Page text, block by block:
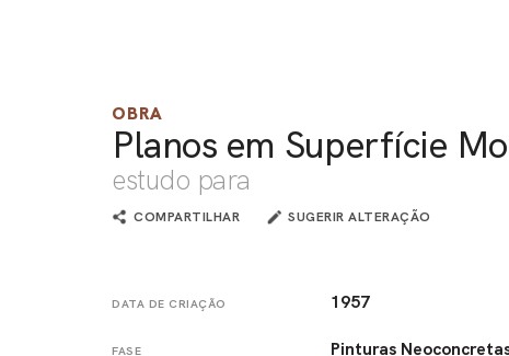
OBRA
Planos em Superfície
estudo para
COMPARTILHAR SUGERIR ALTERAÇÃO
DATA DE CRIAÇÃO 1957
FASE Pinturas